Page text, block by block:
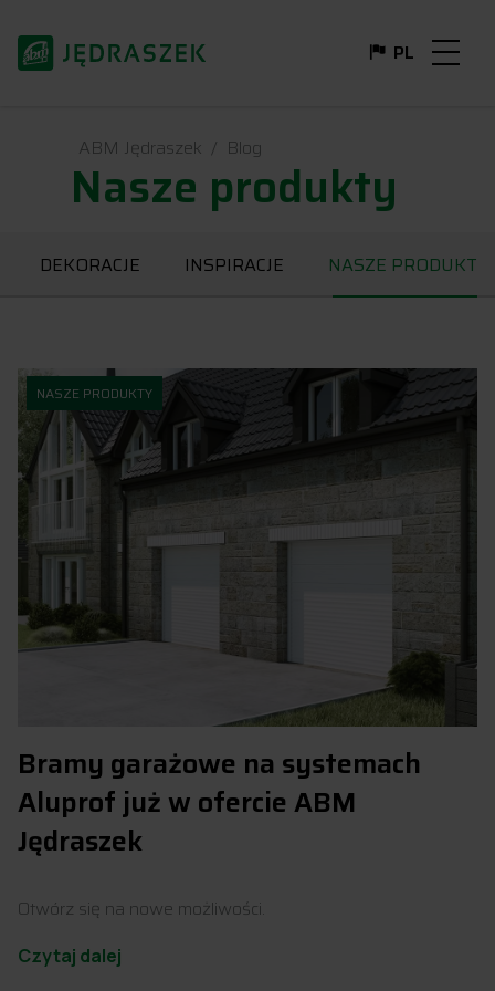
PL
IT
ABM Jędraszek Blog
Nasze produkty
DEKORACJE INSPIRACJE NASZE PRODUKTY
NASZE PRODUKTY
Bramy garażowe na systemach
Aluprof już w ofercie ABM
Jędraszek
Otwórz się na nowe możliwości.
Czytaj dalej